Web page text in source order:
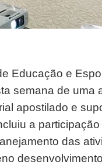
Educação e
semana de uma
apostilado e
a
das